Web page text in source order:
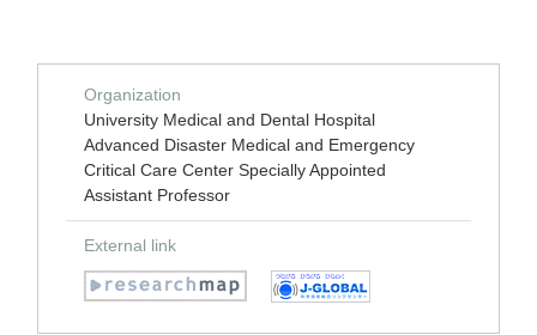
Organization
University Medical and Dental Hospital
Advanced Disaster Medical and Emergency
Critical Care Center Specially Appointed
Assistant Professor
External link